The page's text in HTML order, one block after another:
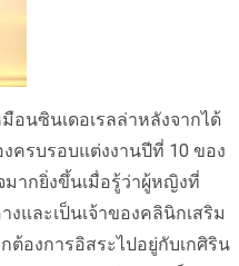
อนซินเดอเรลล่าหลังจากได้
รบรอบแต่งงานปีที่ 10 ของ
มากยิ่งขึ้นเมื่อรู้ว่าผู้หญิงที่
งและเป็นเจ้าของคลินิกเสริม
ต้องการอิสระไปอยู่กับเกศิริน